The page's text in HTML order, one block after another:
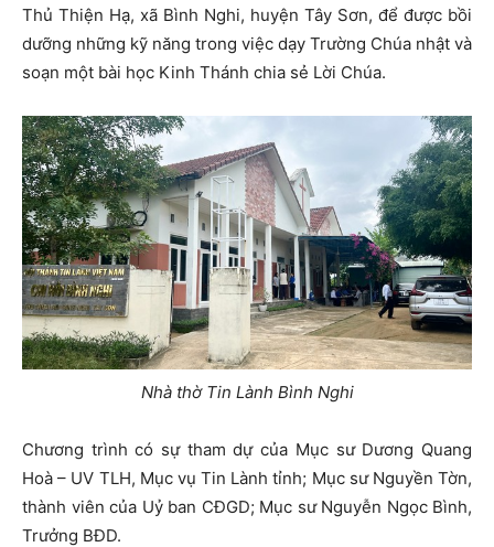
Thủ Thiện Hạ, xã Bình Nghi, huyện Tây Sơn, để được bồi
dưỡng những kỹ năng trong việc dạy Trường Chúa nhật và
soạn một bài học Kinh Thánh chia sẻ Lời Chúa.
Nhà thờ Tin Lành Bình Nghi
Chương trình có sự tham dự của Mục sư Dương Quang
Hoà – UV TLH, Mục vụ Tin Lành tỉnh; Mục sư Nguyền Tờn,
thành viên của Uỷ ban CĐGD; Mục sư Nguyễn Ngọc Bình,
Trưởng BĐD.